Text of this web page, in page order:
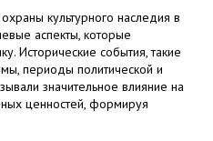
культурного наследия в
аспекты, которые
Исторические события, такие
периоды политической и
значительное влияние на
ценностей, формируя